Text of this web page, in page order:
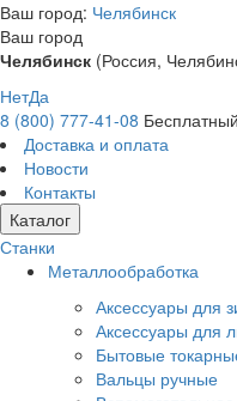
Ваш город: Челябинск
Ваш город
Челябинск (Россия,
НетДа
8 (800) 777-41-08
Доставка и оплата
Новости
Контакты
Каталог
Станки
Металлообработка
Аксессуары для
Аксессуары для
Бытовые
Вальцы ручные